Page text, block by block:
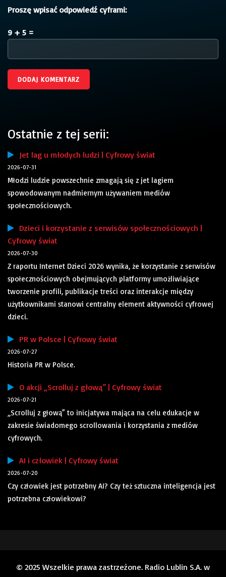
Proszę wpisać odpowiedź cyframi:
9 + 5 =
Ostatnie z tej serii:
Jet lag u młodych ludzi | Cyfrowy świat
2026-07-31
Młodzi ludzie powszechnie zmagają się z jet lagiem
spowodowanym nadmiernym używaniem mediów
społecznościowych.
Dzieci i korzystanie z serwisów społecznościowych |
Cyfrowy świat
2026-07-30
Z raportu Internet Dzieci 2026 wynika, że korzystanie z serwisów
społecznościowych obejmujących platformy umożliwiające
tworzenie profili, publikacje treści oraz interakcje między
użytkownikami stanowi centralny element aktywności cyfrowej
dzieci.
PR w Polsce | Cyfrowy świat
2026-07-27
Historia PR w Polsce.
O akcji „Scrolluj z głową” | Cyfrowy świat
2026-07-21
„Scrolluj z głową” to inicjatywa mająca na celu edukacje w
zakresie świadomego scrollowania i korzystania z mediów
cyfrowych.
AI i człowiek | Cyfrowy świat
2026-07-20
Czy człowiek jest potrzebny AI? Czy też sztuczna inteligencja jest
potrzebna człowiekowi?
© 2025 Wszelkie prawa zastrzeżone. Radio Lublin S.A. w